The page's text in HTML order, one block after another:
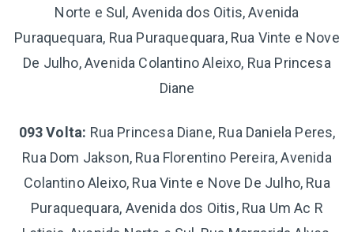
Norte e Sul, Avenida dos Oitis, Avenida
Puraquequara, Rua Puraquequara, Rua Vinte e Nove
De Julho, Avenida Colantino Aleixo, Rua Princesa
Diane
093 Volta: Rua Princesa Diane, Rua Daniela Peres,
Rua Dom Jakson, Rua Florentino Pereira, Avenida
Colantino Aleixo, Rua Vinte e Nove De Julho, Rua
Puraquequara, Avenida dos Oitis, Rua Um Ac R